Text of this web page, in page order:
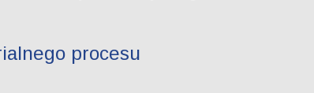
procesu